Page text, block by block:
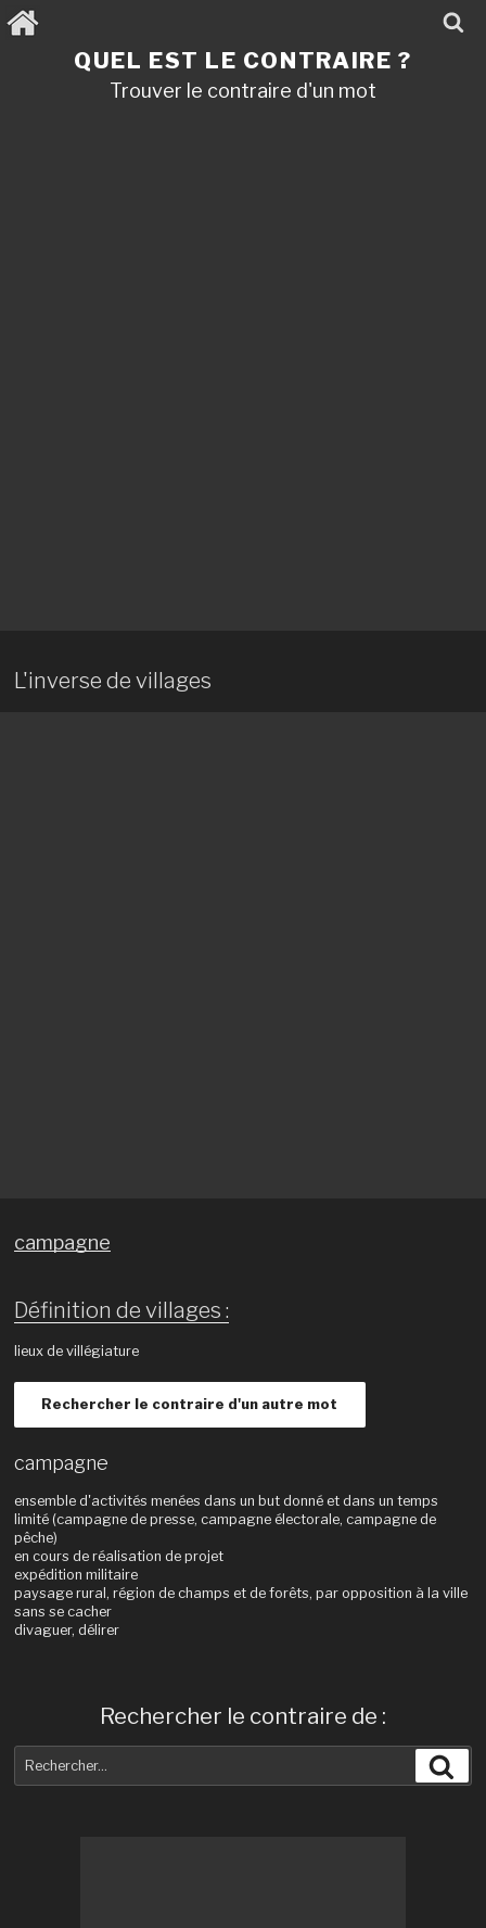
Aller
au
QUEL EST LE CONTRAIRE ?
Trouver le contraire d'un mot
L'inverse de villages
campagne
Définition de villages :
lieux de villégiature
Rechercher le contraire d'un autre mot
campagne
ensemble d'activités menées dans un but donné et dans un temps
limité (campagne de presse, campagne électorale, campagne de
pêche)
en cours de réalisation de projet
expédition militaire
paysage rural, région de champs et de forêts, par opposition à la ville
sans se cacher
divaguer, délirer
Rechercher le contraire de :
pour